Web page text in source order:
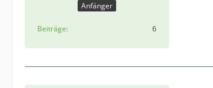
Anfänger
Beiträge 6